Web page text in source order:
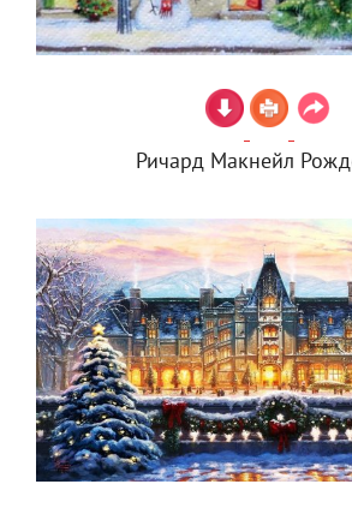
Ричард Макнейл